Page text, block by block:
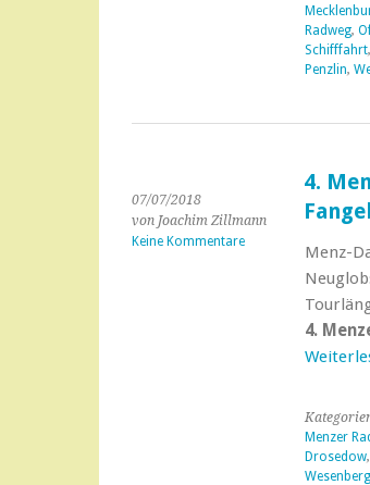
Radweg,
Schifffahrt,
Penzlin,
07/07/2018
von Joachim Zillmann
Keine Kommentare
4.
Menz-
4.
Menzer
Drosedow,
Wesenberg